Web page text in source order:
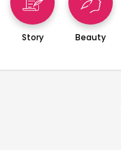
Story Beauty